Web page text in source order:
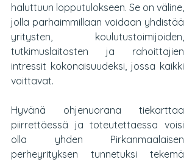
haluttuun lopputulokseen. Se on väline,
jolla parhaimmillaan voidaan yhdistää
yritysten, koulutustoimijoiden,
tutkimuslaitosten ja rahoittajien
intressit kokonaisuudeksi, jossa kaikki
voittavat.
Hyvänä ohjenuorana tiekarttaa
piirrettäessä ja toteutettaessa voisi
olla yhden Pirkanmaalaisen
perheyrityksen tunnetuksi tekemä